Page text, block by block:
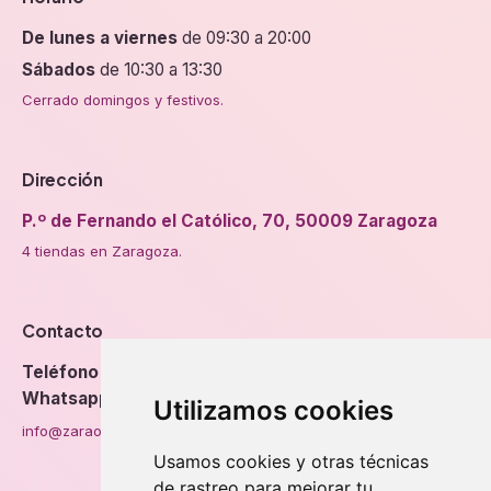
Utilizamos cookies
Usamos cookies y otras técnicas
De lunes a viernes de 09:30 a 20:00
Sábados de 10:30 a 13:30
Cerrado domingos y festivos.
Dirección
P.º de Fernando el Católico, 70, 50009 Zaragoza
4 tiendas en Zaragoza.
Contacto
Teléfono
Whatsapp
info@zaraorto.com